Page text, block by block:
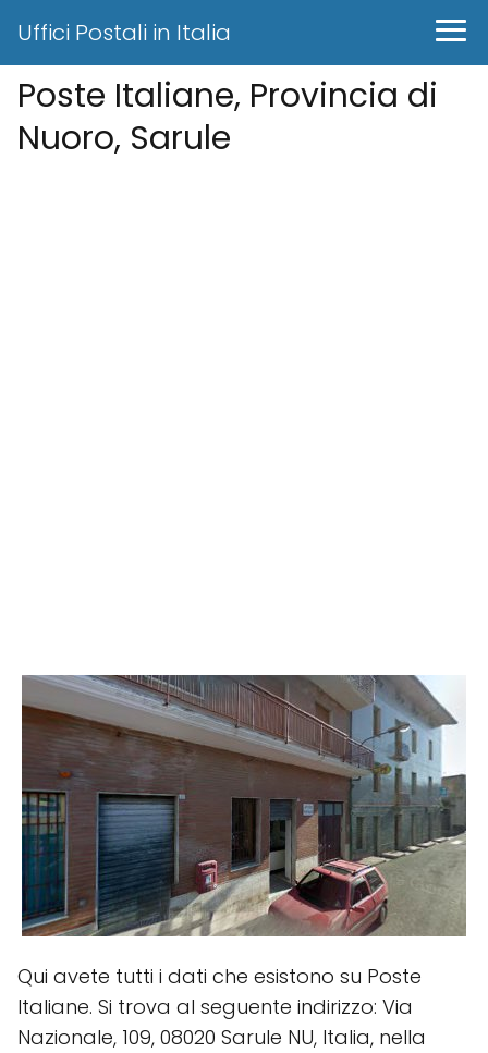
Uffici Postali in Italia
Poste Italiane, Provincia di
Nuoro, Sarule
Qui avete tutti i dati che esistono su Poste
Italiane. Si trova al seguente indirizzo: Via
Nazionale, 109, 08020 Sarule NU, Italia, nella